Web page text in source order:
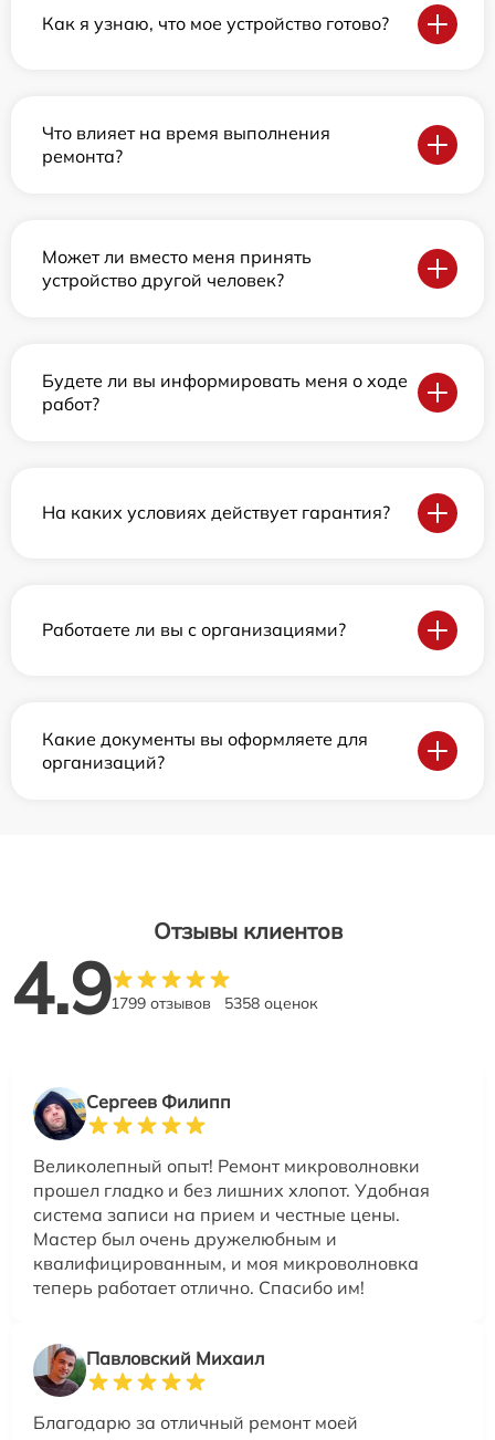
Как я узнаю, что мое устройство готово?
Что влияет на время выполнения
ремонта?
Может ли вместо меня принять
устройство другой человек?
Будете ли вы информировать меня о ходе
работ?
На каких условиях действует гарантия?
Работаете ли вы с организациями?
Какие документы вы оформляете для
организаций?
Отзывы клиентов
4.91799 отзывов 5358 оценок
Сергеев Филипп
Великолепный опыт! Ремонт микроволновки
прошел гладко и без лишних хлопот. Удобная
система записи на прием и честные цены.
Мастер был очень дружелюбным и
квалифицированным, и моя микроволновка
теперь работает отлично. Спасибо им!
Павловский Михаил
Благодарю за отличный ремонт моей